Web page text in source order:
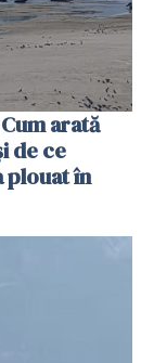
arată
de ce
plouat în